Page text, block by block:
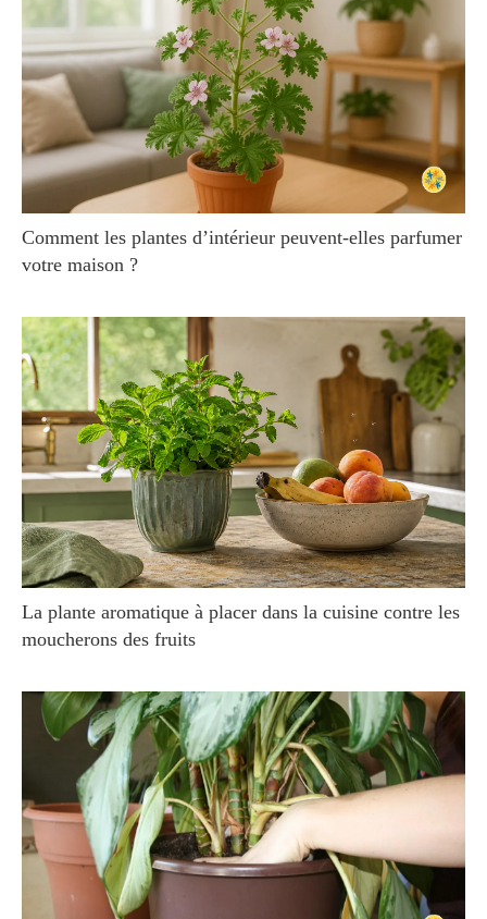
Comment les plantes d’intérieur peuvent-elles parfumer
votre maison ?
La plante aromatique à placer dans la cuisine contre les
moucherons des fruits